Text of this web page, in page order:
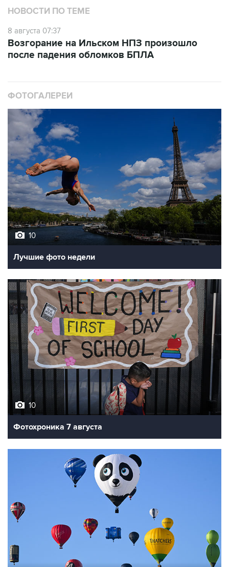
НОВОСТИ ПО ТЕМЕ
8 августа 07:37
Возгорание на Ильском НПЗ произошло
после падения обломков БПЛА
ФОТОГАЛЕРЕИ
10
Лучшие фото недели
10
Фотохроника 7 августа